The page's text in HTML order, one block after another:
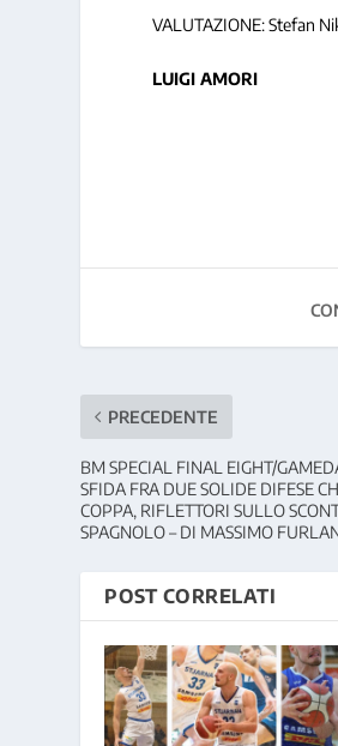
VALUTAZIONE: Stefan
LUIGI AMORI
PRECEDENTE
BM SPECIAL FINAL EIGHT/
SFIDA FRA DUE SOLIDE DIFESE
COPPA, RIFLETTORI SULLO
SPAGNOLO – DI MASSIMO
POST CORRELATI